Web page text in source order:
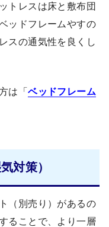
トレスは床と敷布団
ッドフレームやすの
スの通気性を良くし
は「ベッドフレーム
対策）
（別売り）があるの
ることで、より一層